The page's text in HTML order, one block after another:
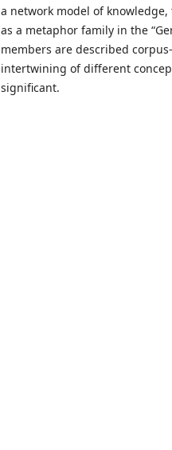
a network model of
as a metaphor family in the
members are described
intertwining of different
significant.